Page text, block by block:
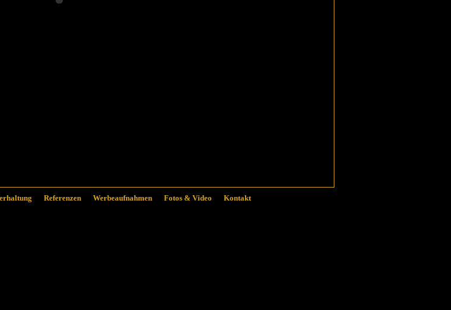
Referenzen Werbeaufnahmen Fotos & Video Kontakt